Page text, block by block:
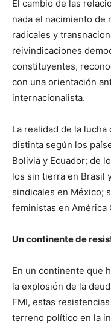
El cambio de las
nada el nacimiento de
radicales y
reivindicaciones
constituyentes,
con una orientación
internacionalista.
La realidad de la
distinta según los
Bolivia y Ecuador; de
los sin tierra en Brasil
sindicales en México;
feministas en América
Un continente de
En un continente que
la explosión de la
FMI, estas
terreno político en la